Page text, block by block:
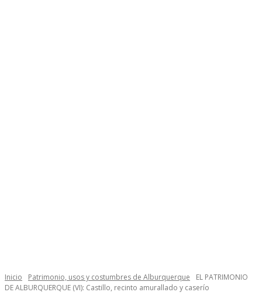
Inicio Patrimonio, usos y costumbres de Alburquerque
EL PATRIMONIO
DE ALBURQUERQUE (VI): Castillo, recinto amurallado y caserío